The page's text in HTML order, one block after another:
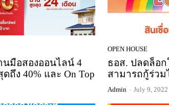
นมือสองออนไลน์ 4
ถึง 40% และ On Top
OPEN HOUSE
ธอส. ปลดล็อ
สามารถกู้ร่วม
Admin - July 9, 2022